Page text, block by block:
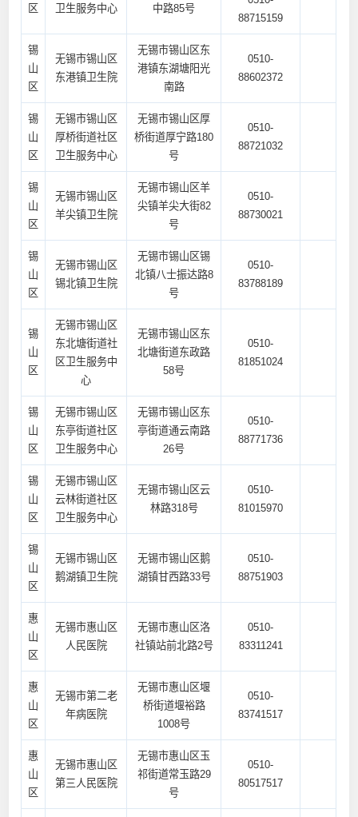
区 卫生服务中心 中路85号
88715159
锡
山
区
无锡市锡山区
东港镇卫生院
无锡市锡山区东
港镇东湖塘阳光
南路
0510-
88602372
锡
山
区
无锡市锡山区
厚桥街道社区
卫生服务中心
无锡市锡山区厚
桥街道厚宁路180
号
0510-
88721032
锡
山
区
无锡市锡山区
羊尖镇卫生院
无锡市锡山区羊
尖镇羊尖大街82
号
0510-
88730021
锡
山
区
无锡市锡山区
锡北镇卫生院
无锡市锡山区锡
北镇八士振达路8
号
0510-
83788189
锡
山
区
无锡市锡山区
东北塘街道社
区卫生服务中
心
无锡市锡山区东
北塘街道东政路
58号
0510-
81851024
锡
山
区
无锡市锡山区
东亭街道社区
卫生服务中心
无锡市锡山区东
亭街道通云南路
26号
0510-
88771736
锡
山
区
无锡市锡山区
云林街道社区
卫生服务中心
无锡市锡山区云
林路318号
0510-
81015970
锡
山
区
无锡市锡山区
鹅湖镇卫生院
无锡市锡山区鹅
湖镇甘西路33号
0510-
88751903
惠
山
区
无锡市惠山区
人民医院
无锡市惠山区洛
社镇站前北路2号
0510-
83311241
惠
山
区
无锡市第二老
年病医院
无锡市惠山区堰
桥街道堰裕路
1008号
0510-
83741517
惠
山
区
无锡市惠山区
第三人民医院
无锡市惠山区玉
祁街道常玉路29
号
0510-
80517517